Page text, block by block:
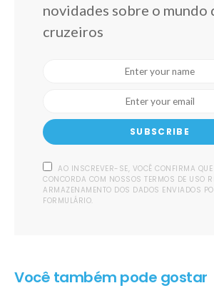
novidades sobre o mundo
cruzeiros
SUBSCRIBE
AO INSCREVER-SE, VOCÊ CONFIRMA QUE
CONCORDA COM NOSSOS TERMOS DE USO
ARMAZENAMENTO DOS DADOS ENVIADOS
FORMULÁRIO.
Você também pode gostar